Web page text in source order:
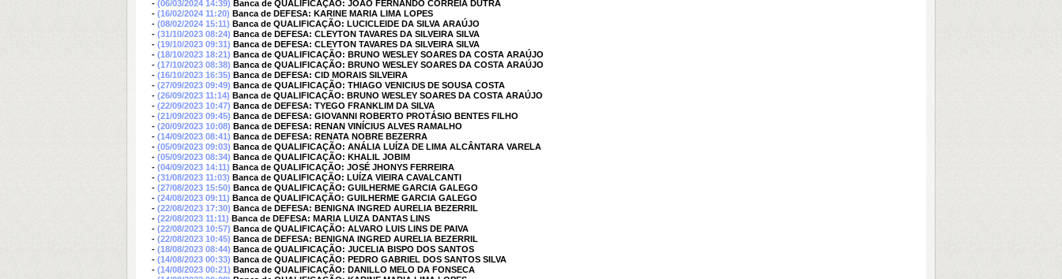
- (06/03/2024 14:39) Banca de QUALIFICAÇÃO: JOÃO FERNANDO CORREIA DUTRA
- (16/02/2024 11:20) Banca de DEFESA: KARINE MARIA LIMA LOPES
- (08/02/2024 15:11) Banca de QUALIFICAÇÃO: LUCICLEIDE DA SILVA ARAÚJO
- (31/10/2023 08:24) Banca de DEFESA: CLEYTON TAVARES DA SILVEIRA SILVA
- (19/10/2023 09:31) Banca de DEFESA: CLEYTON TAVARES DA SILVEIRA SILVA
- (18/10/2023 18:21) Banca de QUALIFICAÇÃO: BRUNO WESLEY SOARES DA COSTA ARAÚJO
- (17/10/2023 08:38) Banca de QUALIFICAÇÃO: BRUNO WESLEY SOARES DA COSTA ARAÚJO
- (16/10/2023 16:35) Banca de DEFESA: CID MORAIS SILVEIRA
- (27/09/2023 09:49) Banca de QUALIFICAÇÃO: THIAGO VENICIUS DE SOUSA COSTA
- (26/09/2023 11:14) Banca de QUALIFICAÇÃO: BRUNO WESLEY SOARES DA COSTA ARAÚJO
- (22/09/2023 10:47) Banca de DEFESA: TYEGO FRANKLIM DA SILVA
- (21/09/2023 09:45) Banca de DEFESA: GIOVANNI ROBERTO PROTÁSIO BENTES FILHO
- (20/09/2023 10:08) Banca de DEFESA: RENAN VINÍCIUS ALVES RAMALHO
- (14/09/2023 08:41) Banca de DEFESA: RENATA NOBRE BEZERRA
- (05/09/2023 09:03) Banca de QUALIFICAÇÃO: ANÁLIA LUÍZA DE LIMA ALCÂNTARA VARELA
- (05/09/2023 08:34) Banca de QUALIFICAÇÃO: KHALIL JOBIM
- (04/09/2023 14:11) Banca de QUALIFICAÇÃO: JOSÉ JHONYS FERREIRA
- (31/08/2023 11:03) Banca de QUALIFICAÇÃO: LUÍZA VIEIRA CAVALCANTI
- (27/08/2023 15:50) Banca de QUALIFICAÇÃO: GUILHERME GARCIA GALEGO
- (24/08/2023 09:11) Banca de QUALIFICAÇÃO: GUILHERME GARCIA GALEGO
- (22/08/2023 17:30) Banca de DEFESA: BENIGNA INGRED AURELIA BEZERRIL
- (22/08/2023 11:11) Banca de DEFESA: MARIA LUIZA DANTAS LINS
- (22/08/2023 10:57) Banca de QUALIFICAÇÃO: ALVARO LUIS LINS DE PAIVA
- (22/08/2023 10:45) Banca de DEFESA: BENIGNA INGRED AURELIA BEZERRIL
- (18/08/2023 08:44) Banca de QUALIFICAÇÃO: JUCELIA BISPO DOS SANTOS
- (14/08/2023 00:33) Banca de QUALIFICAÇÃO: PEDRO GABRIEL DOS SANTOS SILVA
- (14/08/2023 00:21) Banca de QUALIFICAÇÃO: DANILLO MELO DA FONSECA